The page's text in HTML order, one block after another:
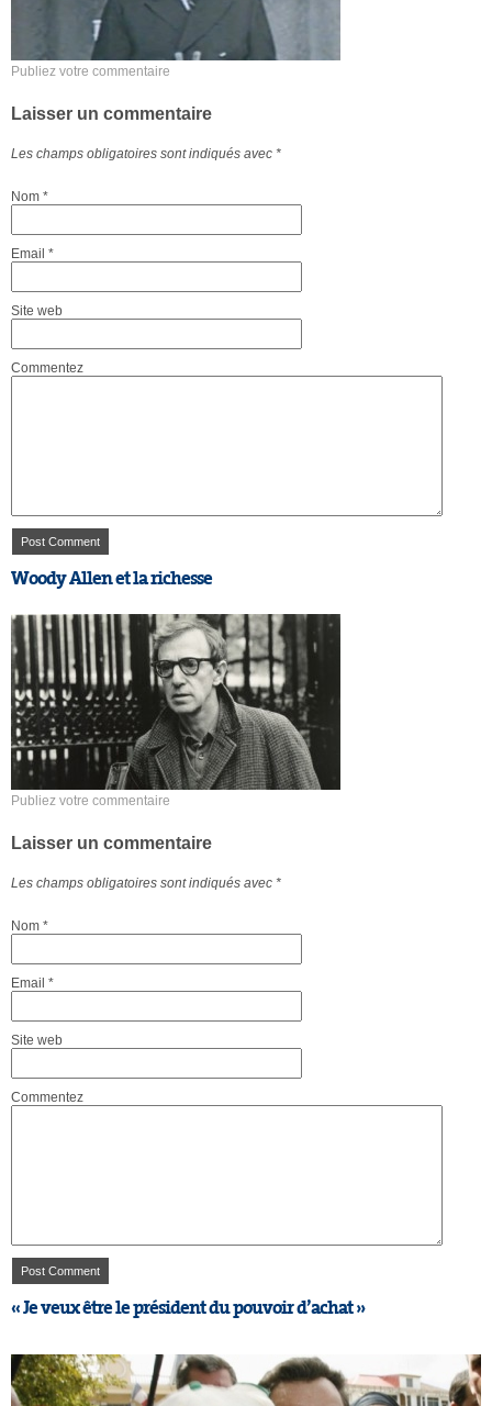
Publiez votre commentaire
Laisser un commentaire
Les champs obligatoires sont indiqués avec *
Nom *
Email *
Site web
Commentez
Woody Allen et la richesse
Publiez votre commentaire
Laisser un commentaire
Les champs obligatoires sont indiqués avec *
Nom *
Email *
Site web
Commentez
« Je veux être le président du pouvoir d’achat »